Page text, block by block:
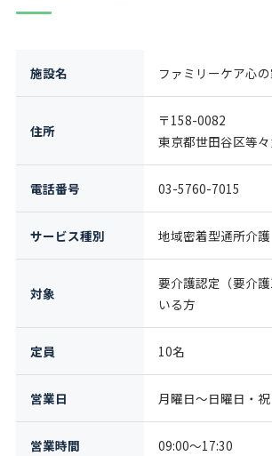
施設名 ファミリーケア心
住所
〒158-0082
東京都世田谷区等
電話番号 03-5760-7015
サービス種別 地域密着型通所介護
対象
要介護認定（要介
いる方
定員 10名
営業日 月曜日〜日曜日・祝
営業時間 09:00〜17:30